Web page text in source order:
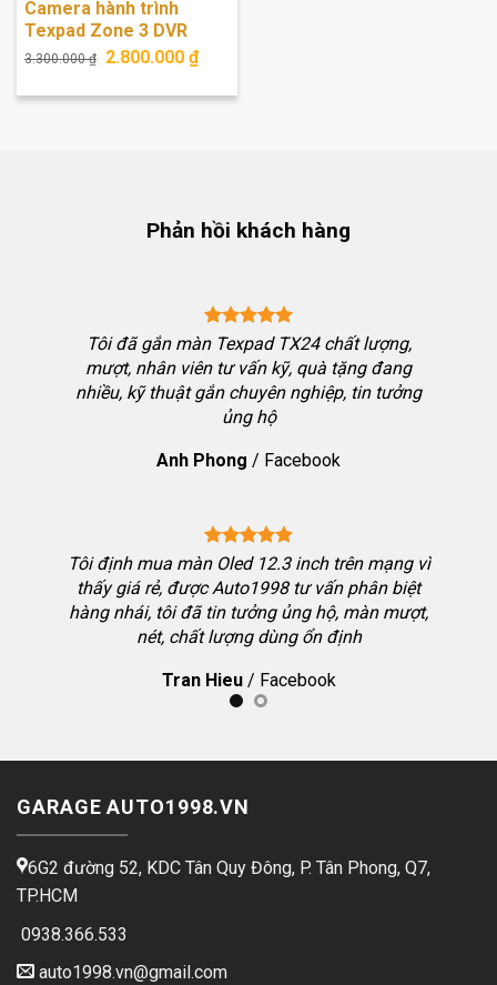
Camera hành trình
Texpad Zone 3 DVR
3.300.000₫
Giá
là:
2.800.000₫Giá
tại
Phản hồi khách hàng
Tôi đã gắn màn Texpad TX24 chất lượng,
mượt, nhân viên tư vấn kỹ, quà tặng đang
nhiều, kỹ thuật gắn chuyên nghiệp, tin tưởng
ủng hộ
Anh Phong / Facebook
Tôi định mua màn Oled 12.3 inch trên mạng vì
thấy giá rẻ, được Auto1998 tư vấn phân biệt
hàng nhái, tôi đã tin tưởng ủng hộ, màn mượt,
nét, chất lượng dùng ổn định
Tran Hieu / Facebook
GARAGE AUTO1998.VN
6G2 đường 52, KDC Tân Quy Đông, P. Tân Phong, Q7,
TP.HCM
0938.366.533
auto1998.vn@gmail.com